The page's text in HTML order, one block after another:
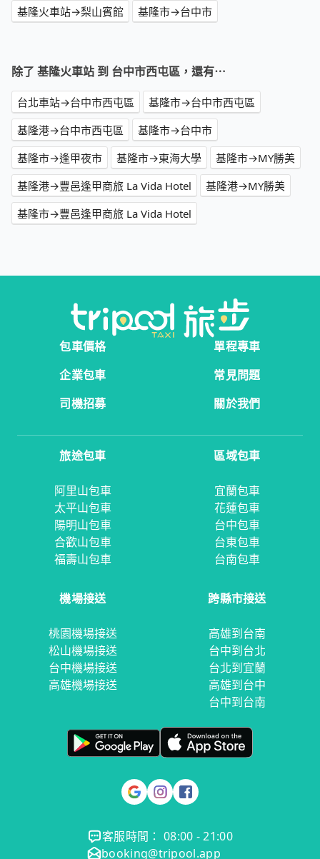
基隆火車站→梨山賓館
基隆市→台中市
除了 基隆火車站 到 台中市西屯區，還有⋯
台北車站→台中市西屯區
基隆市→台中市西屯區
基隆港→台中市西屯區
基隆市→台中市
基隆市→逢甲夜市
基隆市→東海大學
基隆市→MY勝美
基隆港→豐邑逢甲商旅 La Vida Hotel
基隆港→MY勝美
基隆市→豐邑逢甲商旅 La Vida Hotel
包車價格
單程專車
企業包車
常見問題
司機招募
關於我們
旅途包車
阿里山包車
太平山包車
陽明山包車
合歡山包車
福壽山包車
區域包車
宜蘭包車
花蓮包車
台中包車
台東包車
台南包車
機場接送
桃園機場接送
松山機場接送
台中機場接送
高雄機場接送
跨縣市接送
高雄到台南
台中到台北
台北到宜蘭
高雄到台中
台中到台南
客服時間： 08:00 - 21:00
booking@tripool.app